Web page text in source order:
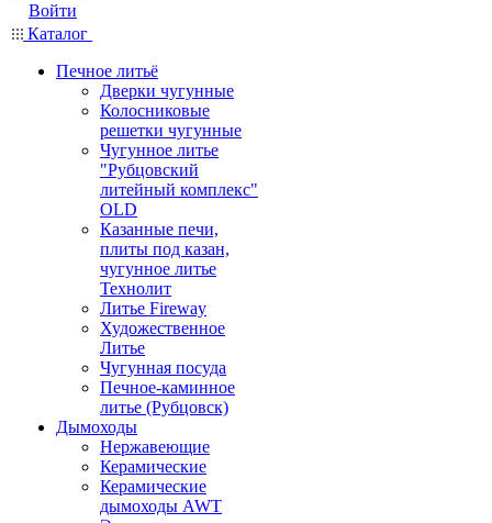
Войти
Каталог
Печное литьё
Дверки чугунные
Колосниковые
решетки чугунные
Чугунное литье
"Рубцовский
литейный комплекс"
OLD
Казанные печи,
плиты под казан,
чугунное литье
Технолит
Литье Fireway
Художественное
Литье
Чугунная посуда
Печное-каминное
литье (Рубцовск)
Дымоходы
Нержавеющие
Керамические
Керамические
дымоходы AWT